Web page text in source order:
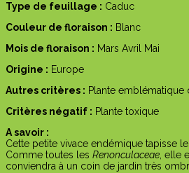
Type de feuillage : Caduc
Couleur de floraison : Blanc
Mois de floraison : Mars Avril Mai
Origine : Europe
Autres critères : Plante emblématique
Critères négatif : Plante toxique
A savoir :
Cette petite vivace endémique tapisse
Comme toutes les Renonculaceae, elle
conviendra à un coin de jardin très